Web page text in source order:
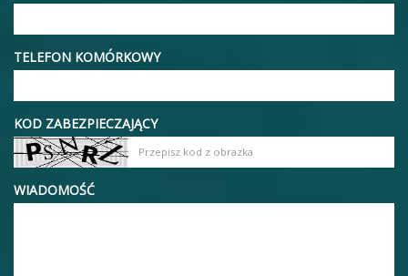
TELEFON KOMÓRKOWY
KOD ZABEZPIECZAJĄCY
WIADOMOŚĆ